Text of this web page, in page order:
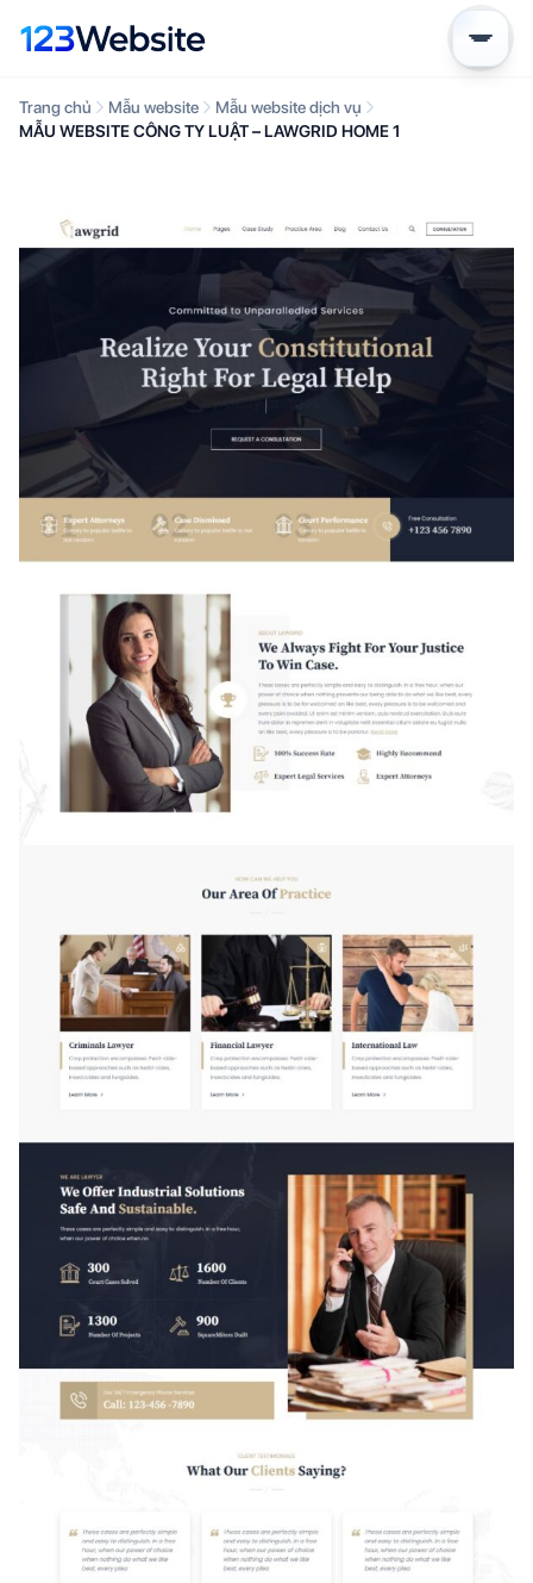
Trang chủ Mẫu website
Mẫu website dịch vụ
MẪU WEBSITE CÔNG TY LUẬT – LAWGRID HOME 1